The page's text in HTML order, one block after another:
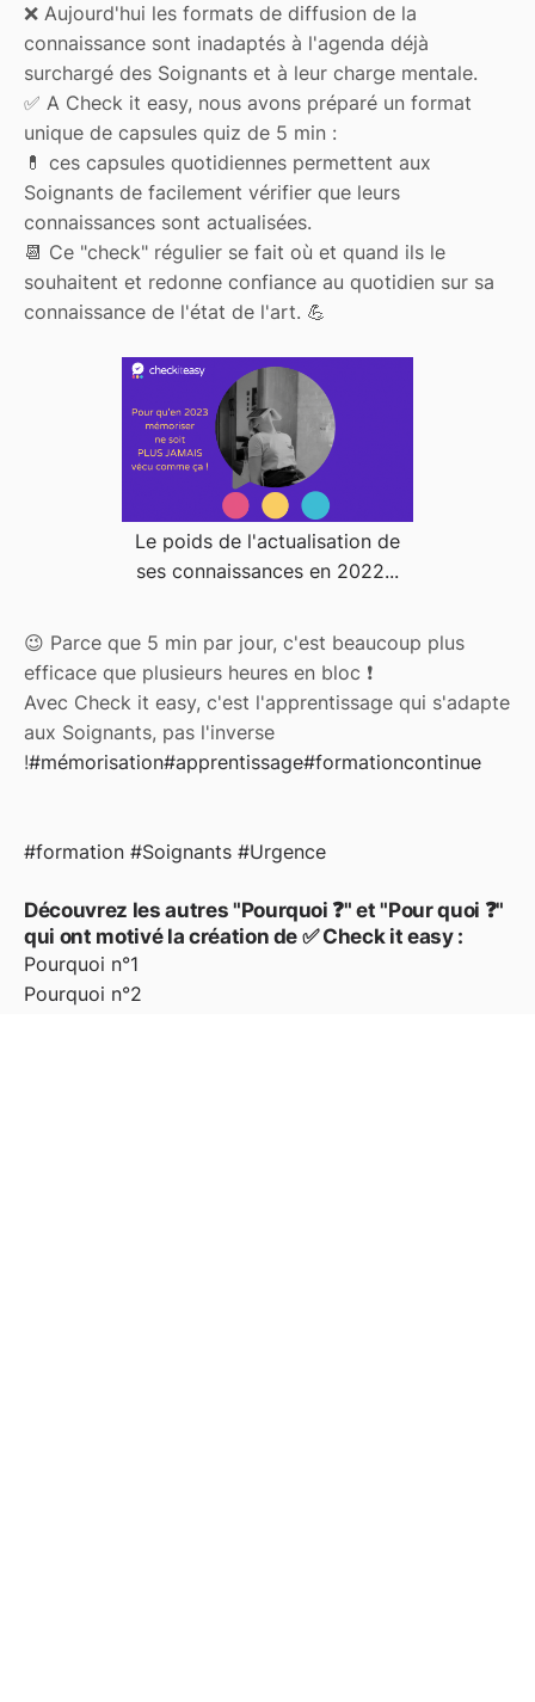
❌ Aujourd'hui les formats de diffusion de la
connaissance sont inadaptés à l'agenda déjà
surchargé des Soignants et à leur charge mentale.
✅ A Check it easy, nous avons préparé un format
unique de capsules quiz de 5 min :
💊 ces capsules quotidiennes permettent aux
Soignants de facilement vérifier que leurs
connaissances sont actualisées.
📆 Ce "check" régulier se fait où et quand ils le
souhaitent et redonne confiance au quotidien sur sa
connaissance de l'état de l'art. 💪
Le poids de l'actualisation de
ses connaissances en 2022...
😉 Parce que 5 min par jour, c'est beaucoup plus
efficace que plusieurs heures en bloc ❗️
Avec Check it easy, c'est l'apprentissage qui s'adapte
aux Soignants, pas l'inverse
!#mémorisation#apprentissage#formationcontinue
#formation #Soignants #Urgence
Découvrez les autres "Pourquoi ❓" et "Pour quoi ❓"
qui ont motivé la création de ✅ Check it easy :
Pourquoi n°1
Pourquoi n°2